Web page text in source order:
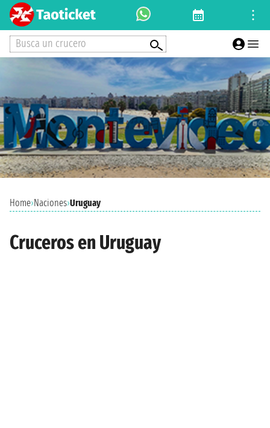
Busca un crucero
Home›Naciones›Uruguay
Cruceros en Uruguay